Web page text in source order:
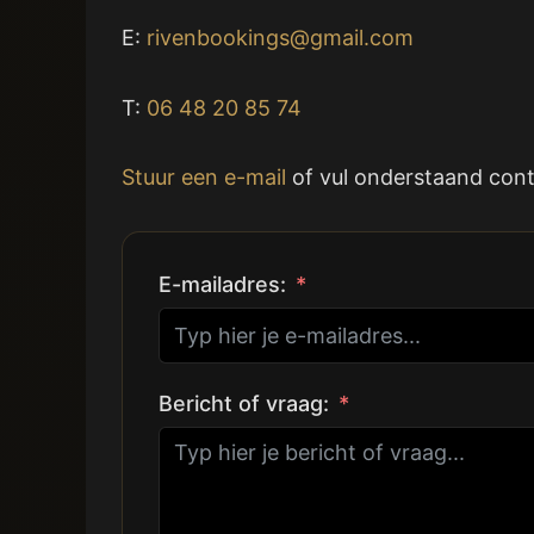
E: rivenbookings@gmail.com
T: 06 48 20 85 74
Stuur een e-mail of vul onderstaand
E-mailadres:
Bericht of vraag: